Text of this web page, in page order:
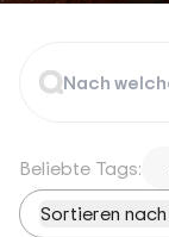
Beliebte Tags:
Sortieren nach